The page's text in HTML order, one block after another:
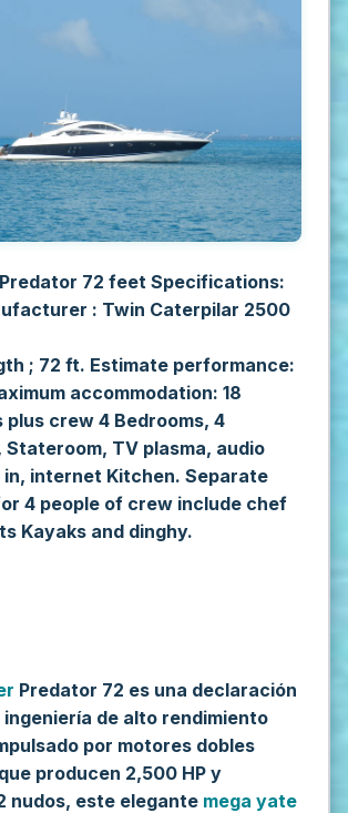
Predator 72 feet Specifications:
: Twin Caterpilar 2500
; 72 ft. Estimate performance:
accommodation: 18
plus crew 4 Bedrooms, 4
Stateroom, TV plasma, audio
in, internet Kitchen. Separate
4 people of crew include chef
Kayaks and dinghy.
Predator 72 es una declaración
ingeniería de alto rendimiento
por motores dobles
producen 2,500 HP y
nudos, este elegante mega yate